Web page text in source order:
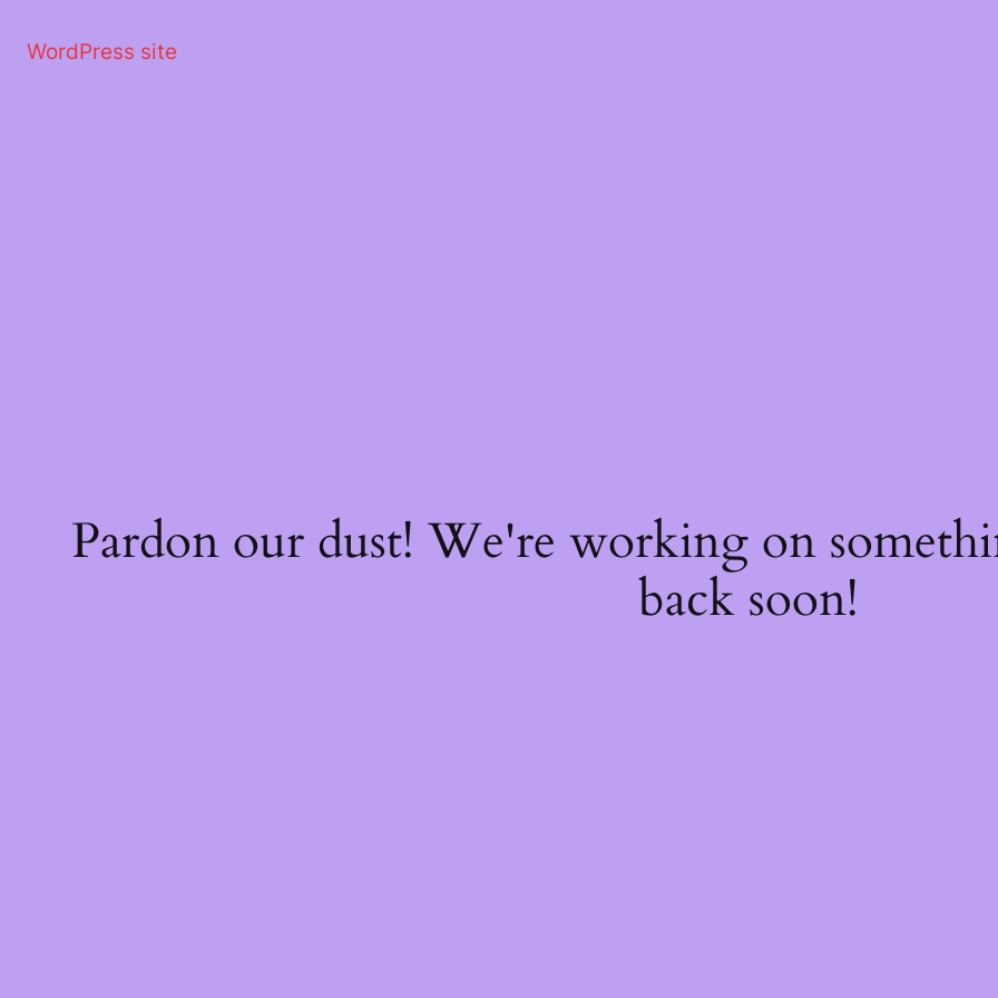
περιεχόμενο
WordPress site
Pardon our dust! We're working on
back soon!